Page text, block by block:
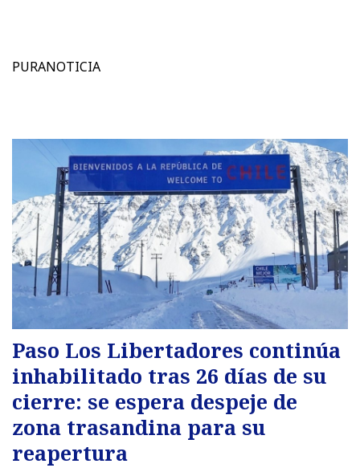
PURANOTICIA
Paso Los Libertadores continúa
inhabilitado tras 26 días de su
cierre: se espera despeje de
zona trasandina para su
reapertura